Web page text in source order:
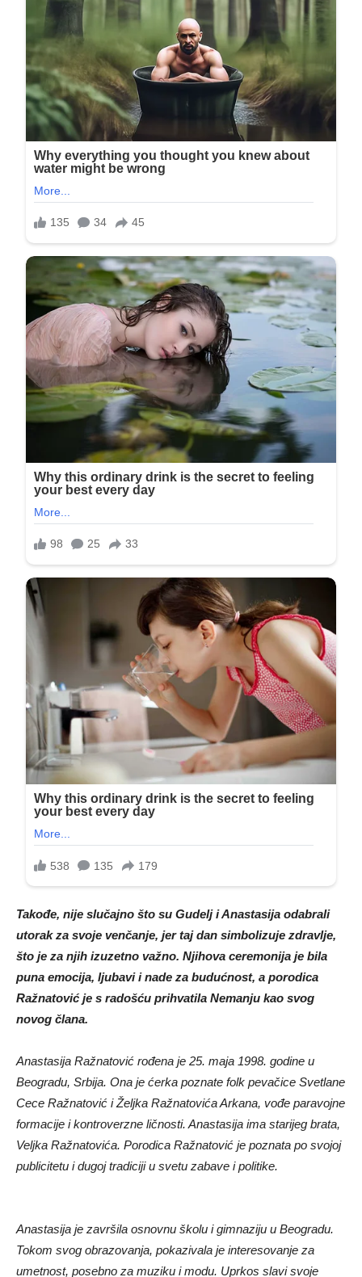
Takođe, nije slučajno što su Gudelj i Anastasija odabrali
utorak za svoje venčanje, jer taj dan simbolizuje zdravlje,
što je za njih izuzetno važno. Njihova ceremonija je bila
puna emocija, ljubavi i nade za budućnost, a porodica
Ražnatović je s radošću prihvatila Nemanju kao svog
novog člana.
Anastasija Ražnatović rođena je 25. maja 1998. godine u
Beogradu, Srbija. Ona je ćerka poznate folk pevačice Svetlane
Cece Ražnatović i Željka Ražnatovića Arkana, vođe paravojne
formacije i kontroverzne ličnosti. Anastasija ima starijeg brata,
Veljka Ražnatovića. Porodica Ražnatović je poznata po svojoj
publicitetu i dugoj tradiciji u svetu zabave i politike.
Anastasija je završila osnovnu školu i gimnaziju u Beogradu.
Tokom svog obrazovanja, pokazivala je interesovanje za
umetnost, posebno za muziku i modu. Uprkos slavi svoje